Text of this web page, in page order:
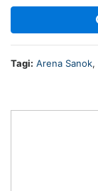
Tagi: Arena Sanok,